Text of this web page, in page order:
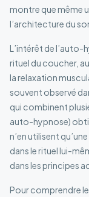
montre que même
l’architecture du
L’intérêt de l’auto-
rituel du coucher,
la relaxation
souvent observé
qui combinent
auto-hypnose)
n’en utilisent
dans le rituel lui-
dans les principes
Pour comprendre